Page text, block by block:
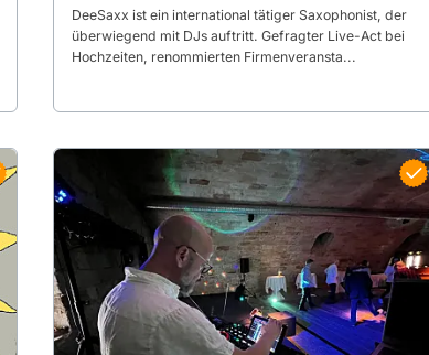
DeeSaxx ist ein international tätiger Saxophonist, der
überwiegend mit DJs auftritt. Gefragter Live-Act bei
Hochzeiten, renommierten Firmenveransta...